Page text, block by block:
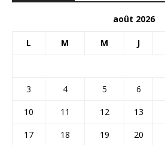
août 2026
L M M J
3
4 5 6
10
11 12 13
17
18 19 20